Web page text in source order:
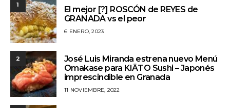
1
El mejor [?] ROSCÓN de REYES de
GRANADA vs el peor
6 ENERO, 2023
2
José Luis Miranda estrena nuevo Menú
Omakase para KIĀTO Sushi – Japonés
imprescindible en Granada
11 NOVIEMBRE, 2022